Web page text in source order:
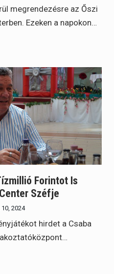
megrendezésre az Őszi
Ezeken a napokon…
Forintot Is
Széfje
2024
hirdet a Csaba